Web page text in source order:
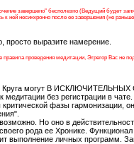
завершено" бесполезно (Ведущий будет
ней несинхронно после ее завершения (не
просто выразите намерение.
проведения медитации, Эгрегор Вас не
Круга могут В
медитации без регистрации в
фазы гармонизации,
Но оно в
рода ее Хронике. Функционал
выполнение личных программ.